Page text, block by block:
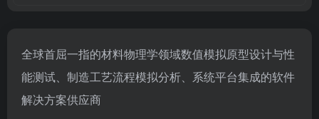
全球首屈一指的材料物理学领域数值模拟原型设计与性
能测试、制造工艺流程模拟分析、系统平台集成的软件
解决方案供应商